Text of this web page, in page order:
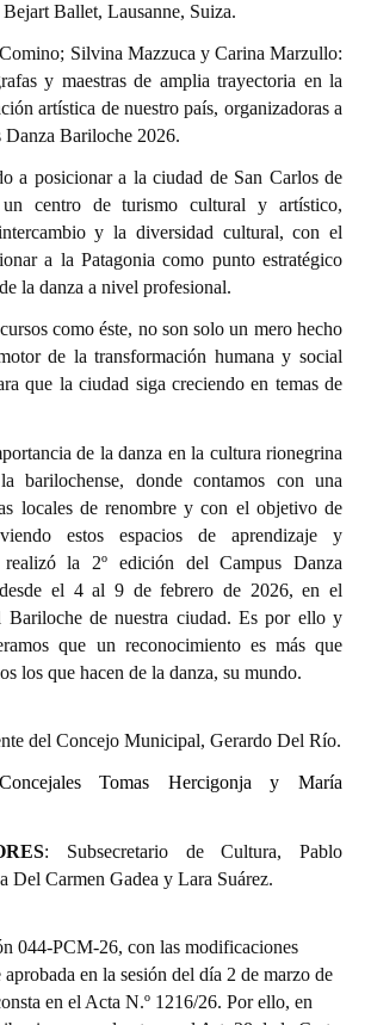
- Registro
- Registro
intercultural
ORGÁNICA
Ballet, Lausanne, Suiza.
Silvina Mazzuca y Carina Marzullo:
y maestras de amplia trayectoria en la
artística de nuestro país, organizadoras a
Danza Bariloche 2026.
a posicionar a la ciudad de San Carlos de
centro de turismo cultural y artístico,
y la diversidad cultural, con el
a la Patagonia como punto estratégico
la danza a nivel profesional.
como éste, no son solo un mero hecho
de la transformación humana y social
que la ciudad siga creciendo en temas de
de la danza en la cultura rionegrina
barilochense, donde contamos con una
locales de renombre y con el objetivo de
estos espacios de aprendizaje y
realizó la 2º edición del Campus Danza
el 4 al 9 de febrero de 2026, en el
Bariloche de nuestra ciudad. Es por ello y
que un reconocimiento es más que
los que hacen de la danza, su mundo.
del Concejo Municipal, Gerardo Del Río.
Tomas Hercigonja y María
: Subsecretario de Cultura, Pablo
Del Carmen Gadea y Lara Suárez.
044-PCM-26, con las modificaciones
en la sesión del día 2 de marzo de
en el Acta N.º 1216/26. Por ello, en